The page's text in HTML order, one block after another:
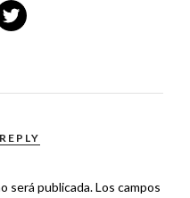
será publicada.Los campos